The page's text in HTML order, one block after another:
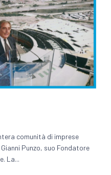
comunità di imprese
Punzo, suo Fondatore
La...